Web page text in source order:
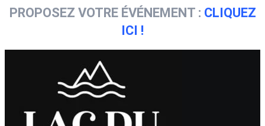
PROPOSEZ VOTRE ÉVÉNEMENT : CLIQUEZ
ICI !